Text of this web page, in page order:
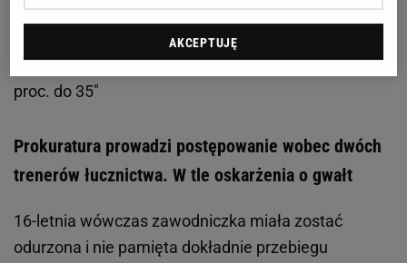
Szymon Kołecki typuje starcie Artura
Szpilki z Mariuszem Pudzianowskim. "Szanse 65
proc. do 35"
Prokuratura prowadzi postępowanie wobec dwóch
trenerów łucznictwa. W tle oskarżenia o gwałt
16-letnia wówczas zawodniczka miała zostać
odurzona i nie pamięta dokładnie przebiegu
AKCEPTUJĘ